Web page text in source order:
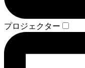
プロジェクター